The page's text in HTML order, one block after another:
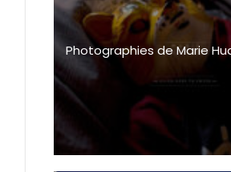
Photographies de Marie